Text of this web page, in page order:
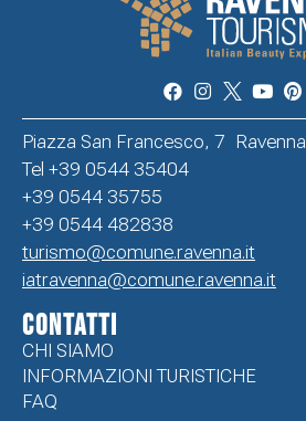
Piazza San Francesco, 7 Ravenna
Tel +39 0544 35404
+39 0544 35755
+39 0544 482838
turismo@comune.ravenna.it
iatravenna@comune.ravenna.it
CONTATTI
CHI SIAMO
INFORMAZIONI TURISTICHE
FAQ